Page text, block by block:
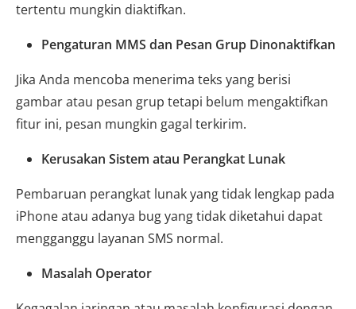
tertentu mungkin diaktifkan.
Pengaturan MMS dan Pesan Grup Dinonaktifkan
Jika Anda mencoba menerima teks yang berisi
gambar atau pesan grup tetapi belum mengaktifkan
fitur ini, pesan mungkin gagal terkirim.
Kerusakan Sistem atau Perangkat Lunak
Pembaruan perangkat lunak yang tidak lengkap pada
iPhone atau adanya bug yang tidak diketahui dapat
mengganggu layanan SMS normal.
Masalah Operator